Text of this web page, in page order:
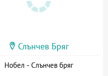
Слънчев Бряг
Нобел - Слънчев бряг